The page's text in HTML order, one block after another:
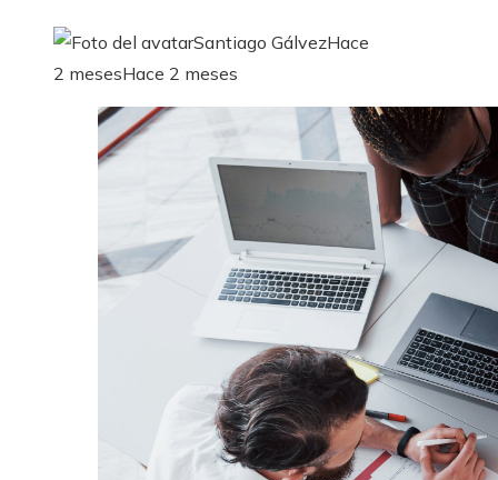
Santiago GálvezHace
2 mesesHace 2 meses